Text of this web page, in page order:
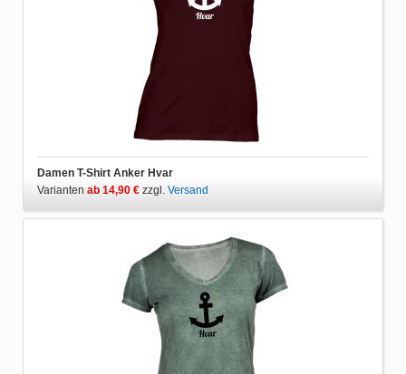
Damen T-Shirt Anker Hvar
Varianten ab 14,90 € zzgl. Versand